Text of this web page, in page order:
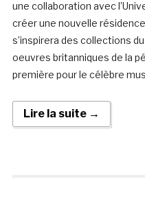
une collaboration avec
créer une nouvelle
s’inspirera des collections
oeuvres britanniques de la
première pour le célèbre
Lire la suite →